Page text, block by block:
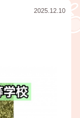
2025.12.10